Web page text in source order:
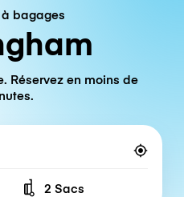
bagages
Réservez en moins de
Number of bags
2 Sacs